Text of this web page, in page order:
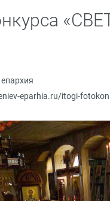
eparhia.ru/itogi-